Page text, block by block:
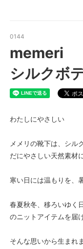
0144
memeri
シルクボ
わたしにやさしい
メメリの靴下は、シル
だにやさしい天然素材
寒い日には温もりを、
春夏秋冬、移ろいゆく
のニットアイテムを届け
そんな思いから生まれ